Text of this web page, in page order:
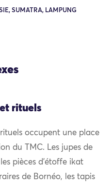
SUMATRA, LAMPUNG
rituels
occupent une place
du TMC. Les jupes de
pièces d’étoffe ikat
de Bornéo, les tapis